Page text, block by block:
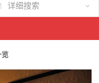
详细搜索
览